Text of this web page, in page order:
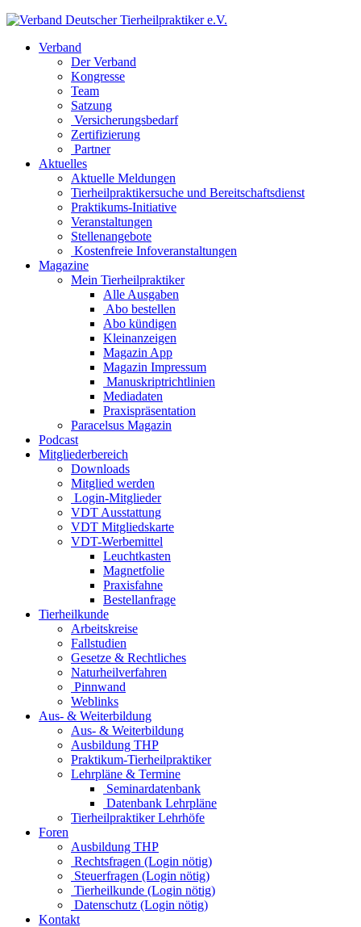
Verband
Der Verband
Kongresse
Team
Satzung
Versicherungsbedarf
Zertifizierung
Partner
Aktuelles
Aktuelle Meldungen
Tierheilpraktikersuche und Bereitschaftsdienst
Praktikums-Initiative
Veranstaltungen
Stellenangebote
Kostenfreie Infoveranstaltungen
Magazine
Mein Tierheilpraktiker
Alle Ausgaben
Abo bestellen
Abo kündigen
Kleinanzeigen
Magazin App
Magazin Impressum
Manuskriptrichtlinien
Mediadaten
Praxispräsentation
Paracelsus Magazin
Podcast
Mitgliederbereich
Downloads
Mitglied werden
Login-Mitglieder
VDT Ausstattung
VDT Mitgliedskarte
VDT-Werbemittel
Leuchtkasten
Magnetfolie
Praxisfahne
Bestellanfrage
Tierheilkunde
Arbeitskreise
Fallstudien
Gesetze & Rechtliches
Naturheilverfahren
Pinnwand
Weblinks
Aus- & Weiterbildung
Aus- & Weiterbildung
Ausbildung THP
Praktikum-Tierheilpraktiker
Lehrpläne & Termine
Seminardatenbank
Datenbank Lehrpläne
Tierheilpraktiker Lehrhöfe
Foren
Ausbildung THP
Rechtsfragen (Login nötig)
Steuerfragen (Login nötig)
Tierheilkunde (Login nötig)
Datenschutz (Login nötig)
Kontakt